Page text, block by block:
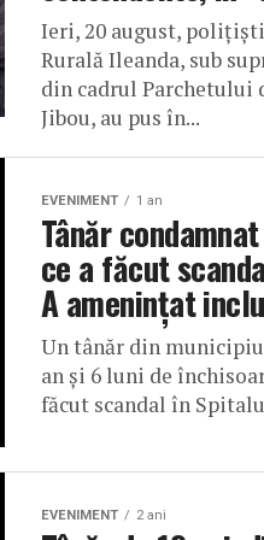
Ieri, 20 august,
Rurală Ileanda, sub
din cadrul Parchetului
Jibou, au pus în...
EVENIMENT 1 an
Tânăr
ce a făcut
A amenințat
Un tânăr din
an și 6 luni de
făcut scandal în
EVENIMENT 2 ani